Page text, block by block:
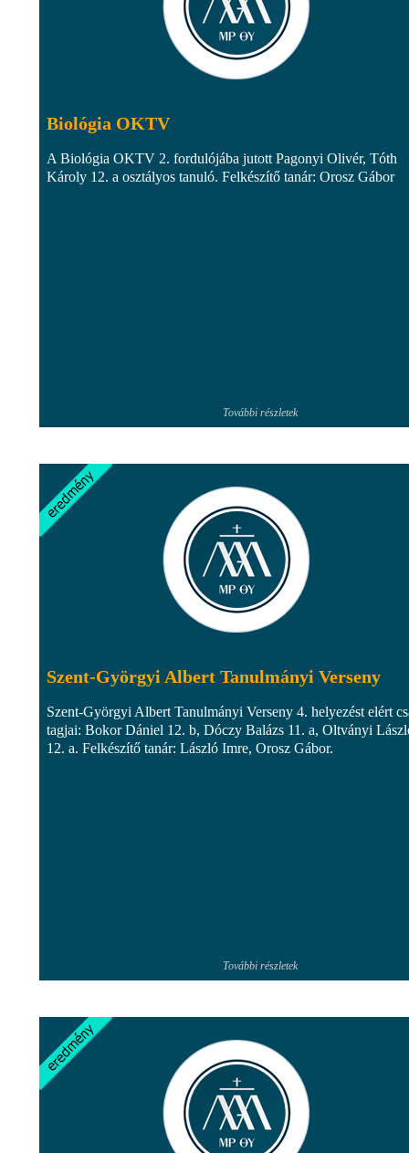
Biológia OKTV
A Biológia OKTV 2. fordulójába jutott Pagonyi Olivér, Tóth
Károly 12. a osztályos tanuló. Felkészítő tanár: Orosz Gábor
További részletek
Szent-Györgyi Albert Tanulmányi Verseny
Szent-Györgyi Albert Tanulmányi Verseny 4. helyezést elért
tagjai: Bokor Dániel 12. b, Dóczy Balázs 11. a, Oltványi
12. a. Felkészítő tanár: László Imre, Orosz Gábor.
További részletek